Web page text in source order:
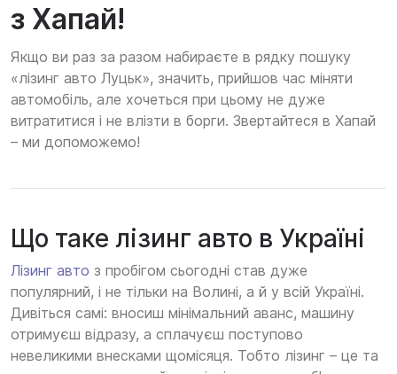
з Хапай!
Якщо ви раз за разом набираєте в рядку пошуку
«лізинг авто Луцьк», значить, прийшов час міняти
автомобіль, але хочеться при цьому не дуже
витратитися і не влізти в борги. Звертайтеся в Хапай
– ми допоможемо!
Що таке лізинг авто в Україні
Лізинг авто з пробігом сьогодні став дуже
популярний, і не тільки на Волині, а й у всій Україні.
Дивіться самі: вносиш мінімальний аванс, машину
отримуєш відразу, а сплачуєш поступово
невеликими внесками щомісяця. Тобто лізинг – це та